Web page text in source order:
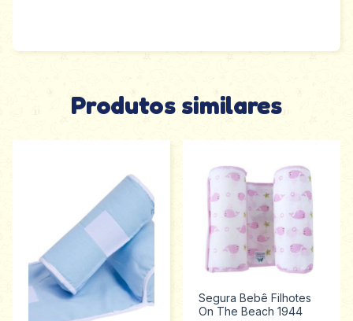
Produtos similares
Segura Bebê Filhotes
On The Beach 1944